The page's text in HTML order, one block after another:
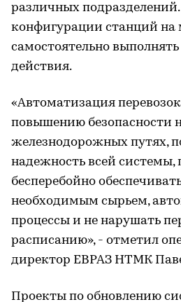
различных
конфигурации станций на
самостоятельно
действия.
«Автоматизация
повышению безопасности
железнодорожных путях,
надежность всей системы,
бесперебойно
необходимым сырьем,
процессы и не нарушать
расписанию», - отметил
директор ЕВРАЗ НТМК
Проекты по обновлению